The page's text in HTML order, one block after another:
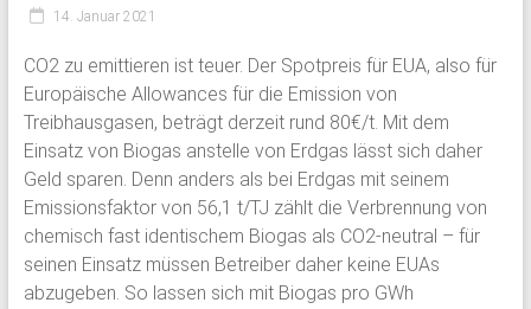
14. Januar 2021
CO2 zu emittieren ist teuer. Der Spotpreis für EUA, also für
Europäische Allowances für die Emission von
Treibhausgasen, beträgt derzeit rund 80€/t. Mit dem
Einsatz von Biogas anstelle von Erdgas lässt sich daher
Geld sparen. Denn anders als bei Erdgas mit seinem
Emissionsfaktor von 56,1 t/TJ zählt die Verbrennung von
chemisch fast identischem Biogas als CO2-neutral – für
seinen Einsatz müssen Betreiber daher keine EUAs
abzugeben. So lassen sich mit Biogas pro GWh